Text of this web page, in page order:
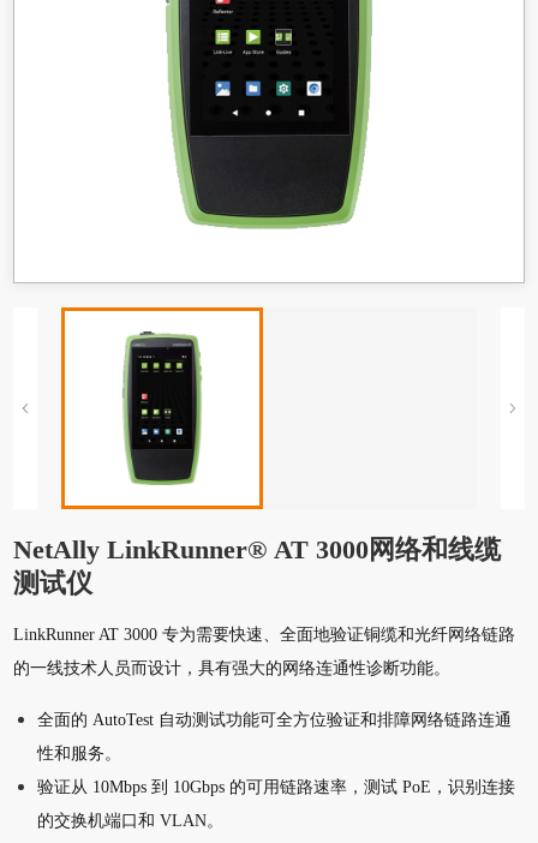
NetAlly LinkRunner® AT 3000网络和线缆
测试仪
LinkRunner AT 3000 专为需要快速、全面地验证铜缆和光纤网络链路
的一线技术人员而设计，具有强大的网络连通性诊断功能。
全面的 AutoTest 自动测试功能可全方位验证和排障网络链路连通
性和服务。
验证从 10Mbps 到 10Gbps 的可用链路速率，测试 PoE，识别连接
的交换机端口和 VLAN。